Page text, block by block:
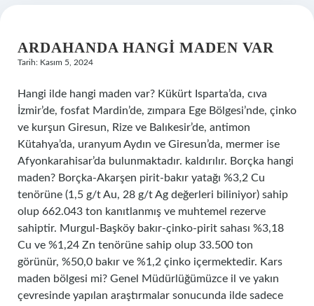
ARDAHANDA HANGI MADEN VAR
Tarih: Kasım 5, 2024
Hangi ilde hangi maden var? Kükürt Isparta’da, cıva
İzmir’de, fosfat Mardin’de, zımpara Ege Bölgesi’nde, çinko
ve kurşun Giresun, Rize ve Balıkesir’de, antimon
Kütahya’da, uranyum Aydın ve Giresun’da, mermer ise
Afyonkarahisar’da bulunmaktadır. kaldırılır. Borçka hangi
maden? Borçka-Akarşen pirit-bakır yatağı %3,2 Cu
tenörüne (1,5 g/t Au, 28 g/t Ag değerleri biliniyor) sahip
olup 662.043 ton kanıtlanmış ve muhtemel rezerve
sahiptir. Murgul-Başköy bakır-çinko-pirit sahası %3,18
Cu ve %1,24 Zn tenörüne sahip olup 33.500 ton
görünür, %50,0 bakır ve %1,2 çinko içermektedir. Kars
maden bölgesi mi? Genel Müdürlüğümüzce il ve yakın
çevresinde yapılan araştırmalar sonucunda ilde sadece